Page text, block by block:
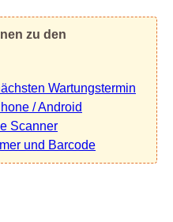
zu den
Wartungstermin
/ Android
Scanner
und Barcode